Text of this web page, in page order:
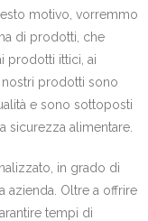
motivo, vorremmo
di prodotti, che
prodotti ittici, ai
nostri prodotti sono
e sono sottoposti
sicurezza alimentare.
in grado di
azienda. Oltre a offrire
tempi di